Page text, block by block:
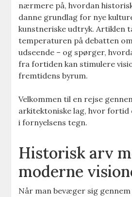
nærmere på, hvordan
danne grundlag for nye
kunstneriske udtryk. Artiklen
temperaturen på debatten
udseende – og spørger,
fra fortiden kan stimulere
fremtidens byrum.
Velkommen til en rejse
arkitektoniske lag, hvor
i fornyelsens tegn.
Historisk arv
moderne
Når man bevæger sig gennem